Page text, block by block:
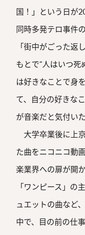
国！」という日が
同時多発テロ事件
「街中がごった返
もとで“人はいつ死
は好きなことで身
て、自分の好きな
が音楽だと気付いた
大学卒業後に上
た曲をニコニコ動
楽業界への扉が開
「ワンピース」の
ュエットの曲など
中で、目の前の仕